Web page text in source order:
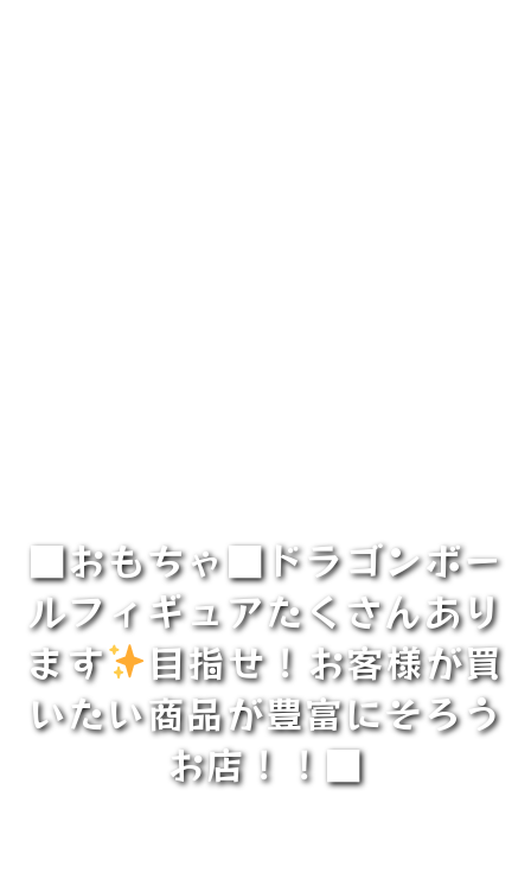
■おもちゃ■ドラゴンボー
ルフィギュアたくさんあり
ます
目指せ！お客様が買
いたい商品が豊富にそろう
お店！！■